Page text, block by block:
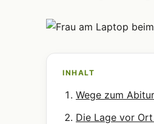
INHALT
Wege zum
Die Lage vor